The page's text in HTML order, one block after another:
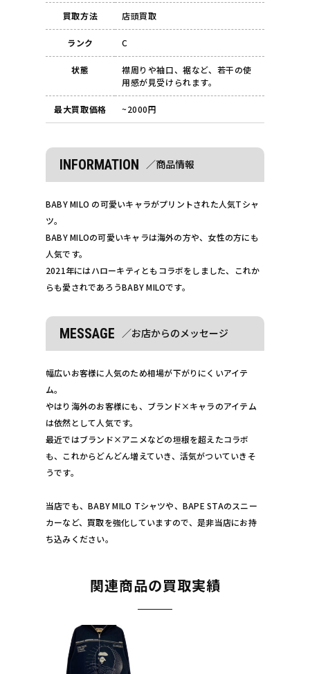
買取方法 店頭買取
ランク C
状態
襟周りや袖口、裾など、若干の使
用感が見受けられます。
最大買取価格 ~2000円
INFORMATION ／商品情報
BABY MILO の可愛いキャラがプリントされた人気Tシャ
ツ。
BABY MILOの可愛いキャラは海外の方や、女性の方にも
人気です。
2021年にはハローキティともコラボをしました、これか
らも愛されであろうBABY MILOです。
MESSAGE ／お店からのメッセージ
幅広いお客様に人気のため相場が下がりにくいアイテ
ム。
やはり海外のお客様にも、ブランド×キャラのアイテム
は依然として人気です。
最近ではブランド×アニメなどの垣根を超えたコラボ
も、これからどんどん増えていき、活気がついていきそ
うです。
当店でも、BABY MILO Tシャツや、BAPE STAのスニー
カーなど、買取を強化していますので、是非当店にお持
ち込みください。
関連商品の買取実績